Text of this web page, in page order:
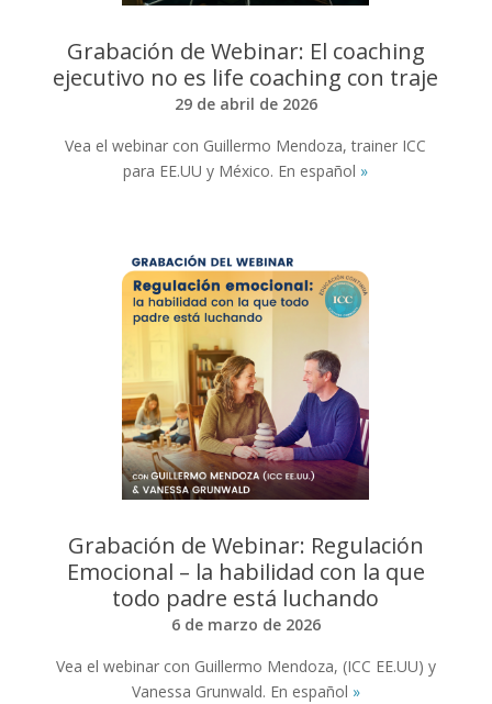
Grabación de Webinar: El coaching
ejecutivo no es life coaching con traje
29 de abril de 2026
Vea el webinar con Guillermo Mendoza, trainer ICC
para EE.UU y México. En español »
Grabación de Webinar: Regulación
Emocional – la habilidad con la que
todo padre está luchando
6 de marzo de 2026
Vea el webinar con Guillermo Mendoza, (ICC EE.UU) y
Vanessa Grunwald. En español »